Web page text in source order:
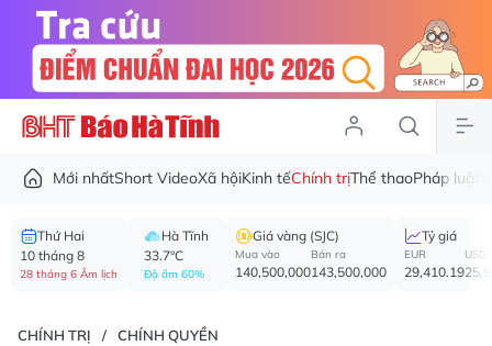
Mới nhấtShort VideoXã hộiKinh tếChính trịThể thaoPháp luật
Thứ Hai
10 tháng 8
28 tháng 6 Âm lịch
Hà Tĩnh
33.7°C
Độ ẩm 60%
Giá vàng (SJC)
Mua vào
140,500,000
Bán ra
143,500,000
Tỷ giá
EUR
29,410.19
USD
CHÍNH TRỊ CHÍNH QUYỀN